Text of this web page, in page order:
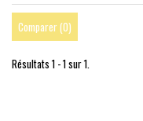
Comparer (0)
Résultats 1 - 1 sur 1.